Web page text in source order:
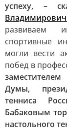
успеху, –
развиваем
спортивные
могли вести
побед в
Думы,
тенниса
Бабаковым
настольного